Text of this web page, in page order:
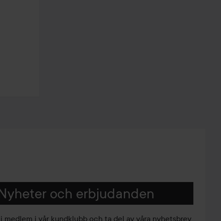
och erbjudanden
medlem i vår kundklubb och ta del av våra nyhetsbrev